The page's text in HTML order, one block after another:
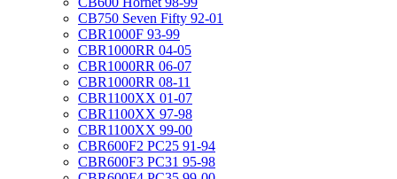
CB750 Seven Fifty 92-01
CBR1000F 93-99
CBR1000RR 04-05
CBR1000RR 06-07
CBR1000RR 08-11
CBR1100XX 01-07
CBR1100XX 97-98
CBR1100XX 99-00
CBR600F2 PC25 91-94
CBR600F3 PC31 95-98